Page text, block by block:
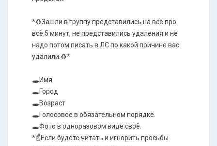
*♻️Зашли в группу представились на все про
всё 5 минут, не представились удаления и не
надо потом писать в ЛС по какой причине вас
удалили.♻️*
🕳️Имя
🕳️Город
🕳️Возраст
🕳️Голосовое в обязательном порядке.
🕳️Фото в одноразовом виде своё.
*☝️Если будете читать и игнорить просьбы